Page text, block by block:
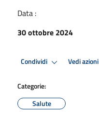
Data :
30 ottobre 2024
Condividi Vedi azioni
Categorie:
Salute